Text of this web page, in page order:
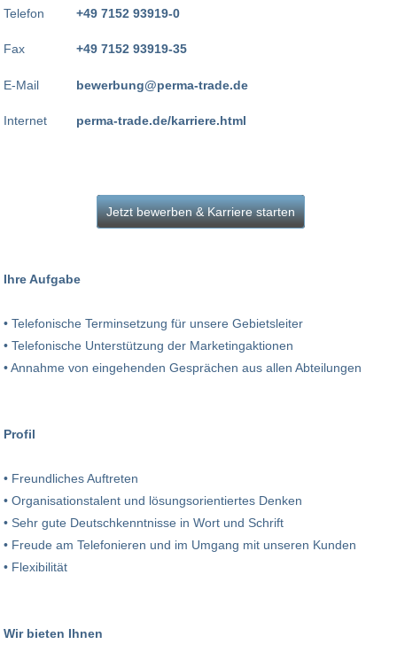
Telefon
Fax
E-Mail
Internet
+49 7152 93919-0
+49 7152 93919-35
bewerbung@perma-trade.de
perma-trade.de/karriere.html
Jetzt bewerben & Karriere starten
Ihre Aufgabe
• Telefonische Terminsetzung für unsere Gebietsleiter
• Telefonische Unterstützung der Marketingaktionen
• Annahme von eingehenden Gesprächen aus allen Abteilungen
Profil
• Freundliches Auftreten
• Organisationstalent und lösungsorientiertes Denken
• Sehr gute Deutschkenntnisse in Wort und Schrift
• Freude am Telefonieren und im Umgang mit unseren Kunden
• Flexibilität
Wir bieten Ihnen